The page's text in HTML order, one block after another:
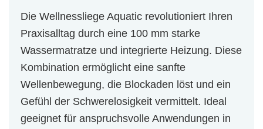
Die Wellnessliege Aquatic revolutioniert Ihren
Praxisalltag durch eine 100 mm starke
Wassermatratze und integrierte Heizung. Diese
Kombination ermöglicht eine sanfte
Wellenbewegung, die Blockaden löst und ein
Gefühl der Schwerelosigkeit vermittelt. Ideal
geeignet für anspruchsvolle Anwendungen in